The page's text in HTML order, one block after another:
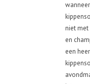
niet met
en
een